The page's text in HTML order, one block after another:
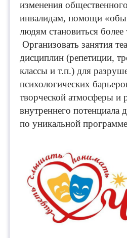
изменения
инвалидам, помощи
людям становиться
Организовать занятия
дисциплин (репетиции,
классы и т.п.) для
психологических
творческой атмосферы и
внутреннего потенциала
по уникальной